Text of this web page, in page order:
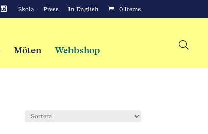
Skola Press In English 0 Items
Möten Webbshop